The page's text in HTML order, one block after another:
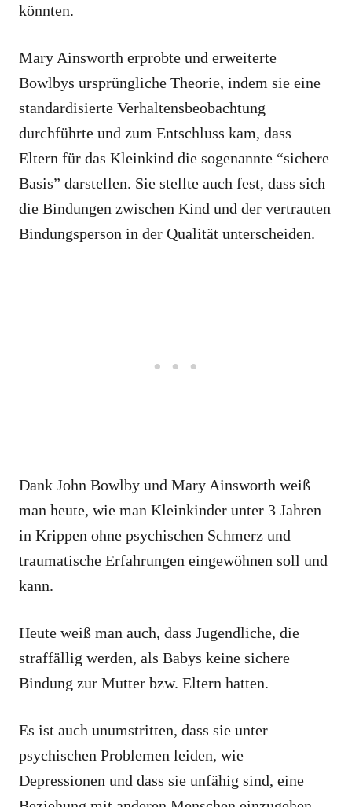
könnten.
Mary Ainsworth erprobte und erweiterte
Bowlbys ursprüngliche Theorie, indem sie eine
standardisierte Verhaltensbeobachtung
durchführte und zum Entschluss kam, dass
Eltern für das Kleinkind die sogenannte “sichere
Basis” darstellen. Sie stellte auch fest, dass sich
die Bindungen zwischen Kind und der vertrauten
Bindungsperson in der Qualität unterscheiden.
Dank John Bowlby und Mary Ainsworth weiß
man heute, wie man Kleinkinder unter 3 Jahren
in Krippen ohne psychischen Schmerz und
traumatische Erfahrungen eingewöhnen soll und
kann.
Heute weiß man auch, dass Jugendliche, die
straffällig werden, als Babys keine sichere
Bindung zur Mutter bzw. Eltern hatten.
Es ist auch unumstritten, dass sie unter
psychischen Problemen leiden, wie
Depressionen und dass sie unfähig sind, eine